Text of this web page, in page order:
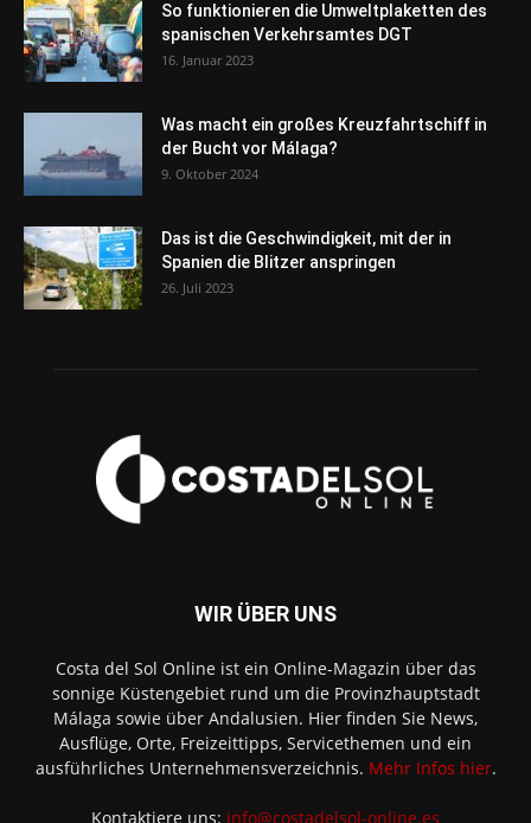
So funktionieren die Umweltplaketten des
spanischen Verkehrsamtes DGT
16. Januar 2023
Was macht ein großes Kreuzfahrtschiff in
der Bucht vor Málaga?
9. Oktober 2024
Das ist die Geschwindigkeit, mit der in
Spanien die Blitzer anspringen
26. Juli 2023
WIR ÜBER UNS
Costa del Sol Online ist ein Online-Magazin über das
sonnige Küstengebiet rund um die Provinzhauptstadt
Málaga sowie über Andalusien. Hier finden Sie News,
Ausflüge, Orte, Freizeittipps, Servicethemen und ein
ausführliches Unternehmensverzeichnis. Mehr Infos hier.
Kontaktiere uns: info@costadelsol-online.es